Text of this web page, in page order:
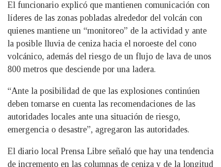
El funcionario explicó que mantienen comunicación con
líderes de las zonas pobladas alrededor del volcán con
quienes mantiene un “monitoreo” de la actividad y ante
la posible lluvia de ceniza hacia el noroeste del cono
volcánico, además del riesgo de un flujo de lava de unos
800 metros que desciende por una ladera.
“Ante la posibilidad de que las explosiones continúen
deben tomarse en cuenta las recomendaciones de las
autoridades locales ante una situación de riesgo,
emergencia o desastre”, agregaron las autoridades.
El diario local Prensa Libre señaló que hay una tendencia
de incremento en las columnas de ceniza y de la longitud